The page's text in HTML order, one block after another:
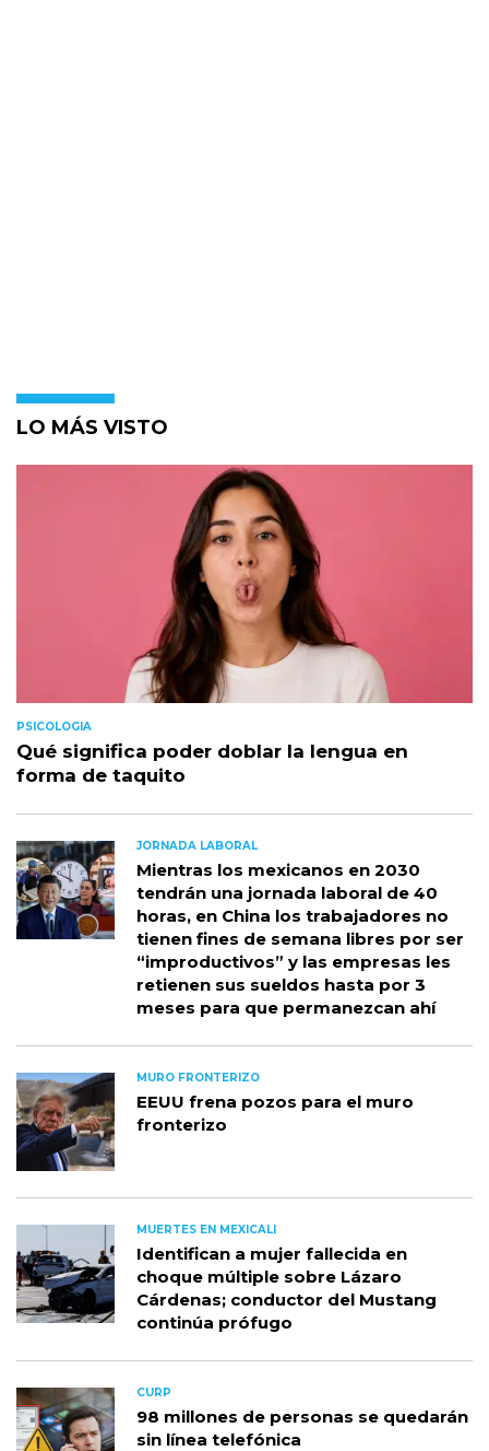
LO MÁS VISTO
PSICOLOGIA
Qué significa poder doblar la lengua en
forma de taquito
JORNADA LABORAL
Mientras los mexicanos en 2030
tendrán una jornada laboral de 40
horas, en China los trabajadores no
tienen fines de semana libres por ser
“improductivos” y las empresas les
retienen sus sueldos hasta por 3
meses para que permanezcan ahí
MURO FRONTERIZO
EEUU frena pozos para el muro
fronterizo
MUERTES EN MEXICALI
Identifican a mujer fallecida en
choque múltiple sobre Lázaro
Cárdenas; conductor del Mustang
continúa prófugo
CURP
98 millones de personas se quedarán
sin línea telefónica